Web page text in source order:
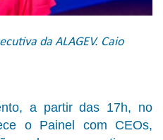
da ALAGEV. Caio
a partir das 17h, no
o Painel com CEOs,